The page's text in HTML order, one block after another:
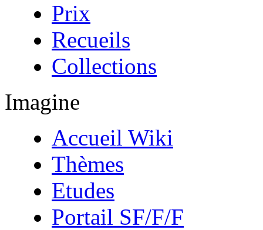
Prix
Recueils
Collections
Imagine
Accueil Wiki
Thèmes
Etudes
Portail SF/F/F